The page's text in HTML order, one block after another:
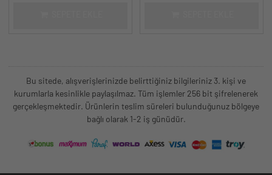
Bu sitede, alışverişlerinizde belirttiğiniz bilgileriniz 3. kişi ve
kurumlarla kesinlikle paylaşılmaz. Tüm işlemler 256 bit şifrelenerek
gerçekleşmektedir. Ürünlerin teslim süreleri bulunduğunuz bölgeye
bağlı olarak 1-2 iş günüdür.